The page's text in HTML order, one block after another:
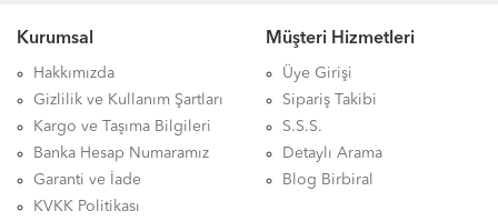
Kurumsal
Hakkımızda
Gizlilik ve Kullanım Şartları
Kargo ve Taşıma Bilgileri
Banka Hesap Numaramız
Garanti ve İade
KVKK Politikası
Müşteri Hizmetleri
Üye Girişi
Sipariş Takibi
S.S.S.
Detaylı Arama
Blog Birbiral